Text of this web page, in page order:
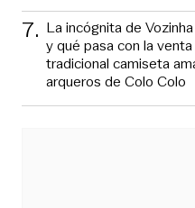
7. La incógnita de
y qué pasa con la
tradicional camiseta
arqueros de Colo Colo